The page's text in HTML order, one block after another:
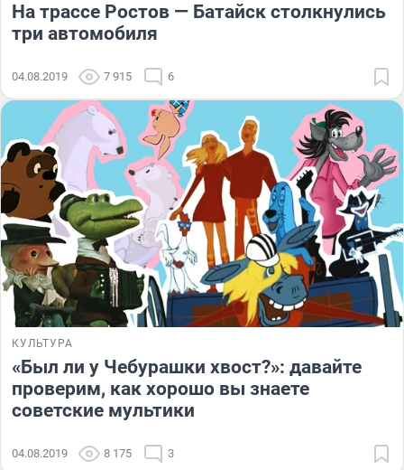
На трассе Ростов — Батайск столкнулись
три автомобиля
04.08.2019 7 915 6
КУЛЬТУРА
«Был ли у Чебурашки хвост?»: давайте
проверим, как хорошо вы знаете
советские мультики
04.08.2019 8 175 3